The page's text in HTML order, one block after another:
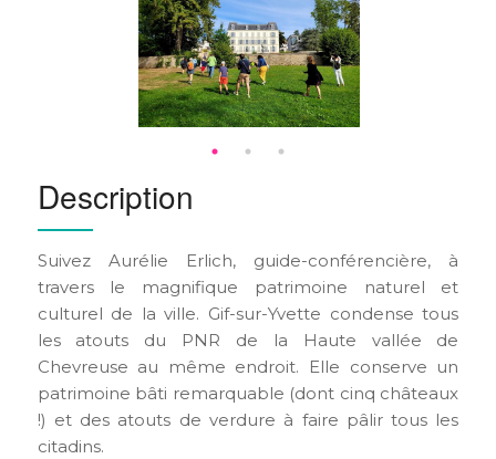
Description
Suivez Aurélie Erlich, guide-conférencière, à
travers le magnifique patrimoine naturel et
culturel de la ville. Gif-sur-Yvette condense tous
les atouts du PNR de la Haute vallée de
Chevreuse au même endroit. Elle conserve un
patrimoine bâti remarquable (dont cinq châteaux
!) et des atouts de verdure à faire pâlir tous les
citadins.